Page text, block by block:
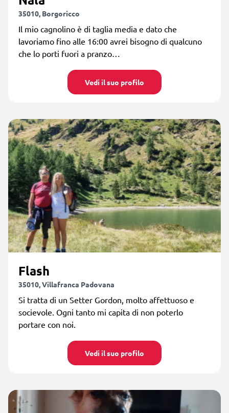
35010, Borgoricco
Il mio cagnolino è di taglia media e dato che
lavoriamo fino alle 16:00 avrei bisogno di qualcuno
che lo porti fuori a pranzo…
Vedi il suo profilo
Flash
35010, Villafranca Padovana
Si tratta di un Setter Gordon, molto affettuoso e
socievole. Ogni tanto mi capita di non poterlo
portare con noi.
Vedi il suo profilo